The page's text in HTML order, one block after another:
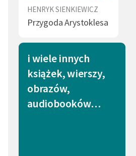
HENRYK SIENKIEWICZ
Przygoda Arystoklesa
i wiele innych
książek, wierszy,
obrazów,
audiobooków…